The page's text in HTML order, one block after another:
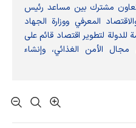
تعاون مشترك بين مساعد رئيس
المعرفي ووزارة الجهاد
للدولة لتطوير اقتصاد قائم على
الأمن الغذائي، وإنشاء